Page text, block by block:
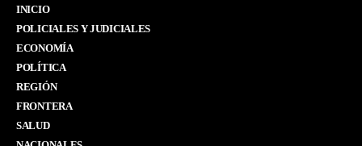
INICIO
POLICIALES Y JUDICIALES
ECONOMÍA
POLÍTICA
REGIÓN
FRONTERA
SALUD